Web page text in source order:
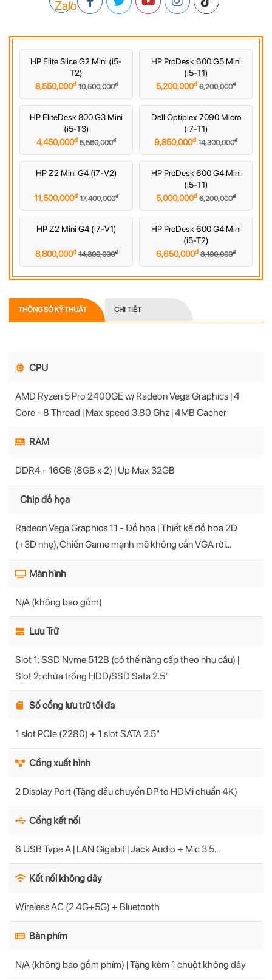
HP Elite Slice G2 Mini (i5-
T2)
8,550,000đ 10,500,000đ
HP ProDesk 600 G5 Mini
(i5-T1)
5,200,000đ 6,200,000đ
HP EliteDesk 800 G3 Mini
(i5-T3)
4,450,000đ 5,560,000đ
Dell Optiplex 7090 Micro
(i7-T1)
9,850,000đ 14,300,000đ
HP Z2 Mini G4 (i7-V2)
11,500,000đ 17,400,000đ
HP ProDesk 600 G4 Mini
(i5-T1)
5,000,000đ 6,200,000đ
HP Z2 Mini G4 (i7-V1)
8,800,000đ 14,800,000đ
HP ProDesk 600 G4 Mini
(i5-T2)
6,650,000đ 8,100,000đ
THÔNG SỐ KỸ THUẬT CHI TIẾT
CPU
AMD Ryzen 5 Pro 2400GE w/ Radeon Vega Graphics | 4
Core - 8 Thread | Max speed 3.80 Ghz | 4MB Cacher
RAM
DDR4 - 16GB (8GB x 2) | Up Max 32GB
Chip đồ họa
Radeon Vega Graphics 11 - Đồ họa | Thiết kế đồ họa 2D
(+3D nhẹ), Chiến Game mạnh mẽ không cần VGA rời...
Màn hình
N/A (không bao gồm)
Lưu Trữ
Slot 1: SSD Nvme 512B (có thể nâng cấp theo nhu cầu) |
Slot 2: chừa trống HDD/SSD Sata 2.5"
Số cổng lưu trữ tối đa
1 slot PCIe (2280) + 1 slot SATA 2.5"
Cổng xuất hình
2 Display Port (Tặng đầu chuyển DP to HDMi chuẩn 4K)
Cổng kết nối
6 USB Type A | LAN Gigabit | Jack Audio + Mic 3.5...
Kết nối không dây
Wireless AC (2.4G+5G) + Bluetooth
Bàn phím
N/A (không bao gồm phím) | Tặng kèm 1 chuột không dây